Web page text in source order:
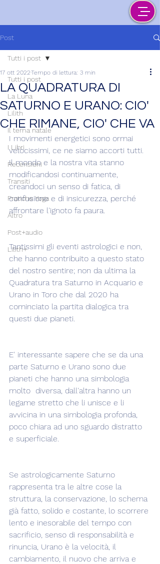
Post
Tutti i post
La Luna
Lilith
Il tema natale
I Libri
Recensioni
Transiti
Pratiche Yoga
Altro
Post+audio
Lilith+
Tutti i post
LA QUADRATURA DI
SATURNO E URANO: CIO'
CHE RIMANE, CIO' CHE VA
17 ott 2022Tempo di lettura: 3 min
I movimenti energetici sono ormai
velocissimi, ce ne siamo accorti tutti.
Il mondo e la nostra vita stanno
modificandosi continuamente,
creandoci un senso di fatica, di
confusione e di insicurezza, perché
affrontare l'ignoto fa paura.
Tantissimi gli eventi astrologici e non,
che hanno contribuito a questo stato
del nostro sentire; non da ultima la
Quadratura tra Saturno in Acquario e
Urano in Toro che dal 2020 ha
cominciato la partita dialogica tra
questi due pianeti.
E' interessante sapere che se da una
parte Saturno e Urano sono due
pianeti che hanno una simbologia
molto  diversa, dall'altra hanno un
legame stretto che li unisce e li
avvicina in una simbologia profonda,
poco chiara ad uno sguardo distratto
e superficiale.
Se astrologicamente Saturno
rappresenta tra le altre cose la
struttura, la conservazione, lo schema
già fatto, solido e costante, lo scorrere
lento e inesorabile del tempo con
sacrificio, senso di responsabilità e
rinuncia, Urano è la velocità, il
cambiamento, il nuovo che arriva e